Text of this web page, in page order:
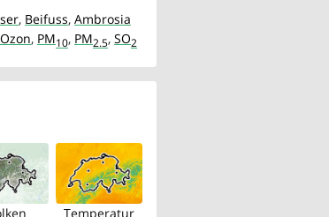
, Beifuss, Ambrosia
Ozon, PM10, PM2.5, SO2
Temperatur